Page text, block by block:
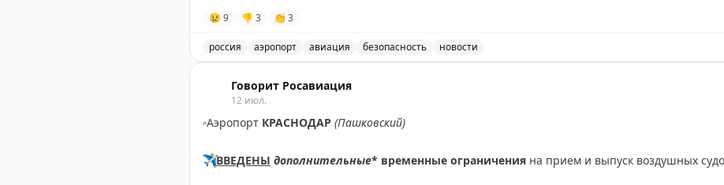
😢 9 👎 3 👏 3
россия аэропорт авиация безопасность новости
Говорит Росавиация
12 июл.
▫️Аэропорт КРАСНОДАР (Пашковский)
✈️ВВЕДЕНЫ дополнительные* временные ограничения на прием и выпуск воздушных